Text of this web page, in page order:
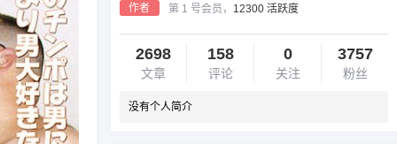
作者
第 1 号会员， 12300 活跃度
2698
文章
158
评论
0
关注
3757
粉丝
没有个人简介